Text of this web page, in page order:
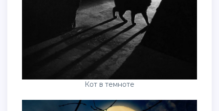
Кот в темноте